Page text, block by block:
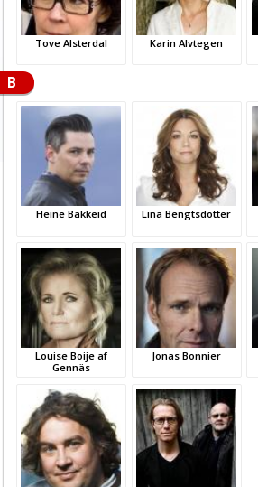
Tove Alsterdal Karin Alvtegen
B
Heine Bakkeid Lina Bengtsdotter
Louise Boije af
Gennäs
Jonas Bonnier